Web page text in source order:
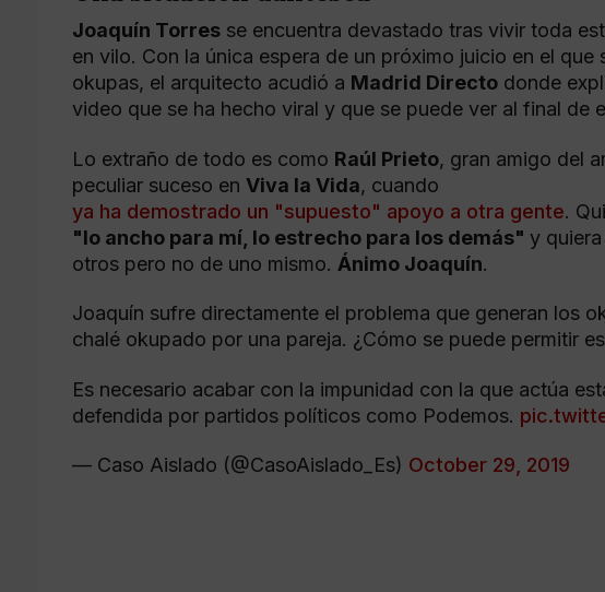
Joaquín Torres se encuentra devastado tras vivir toda
en vilo. Con la única espera de un próximo juicio en el que
okupas, el arquitecto acudió a Madrid Directo donde
video que se ha hecho viral y que se puede ver al final de
Lo extraño de todo es como Raúl Prieto, gran amigo del
peculiar suceso en Viva la Vida, cuando
ya ha demostrado un "supuesto" apoyo a otra gente.
"lo ancho para mí, lo estrecho para los demás" y
otros pero no de uno mismo. Ánimo Joaquín.
Joaquín sufre directamente el problema que generan los
chalé okupado por una pareja. ¿Cómo se puede permitir
Es necesario acabar con la impunidad con la que actúa
defendida por partidos políticos como Podemos.
— Caso Aislado (@CasoAislado_Es) October 29, 2019